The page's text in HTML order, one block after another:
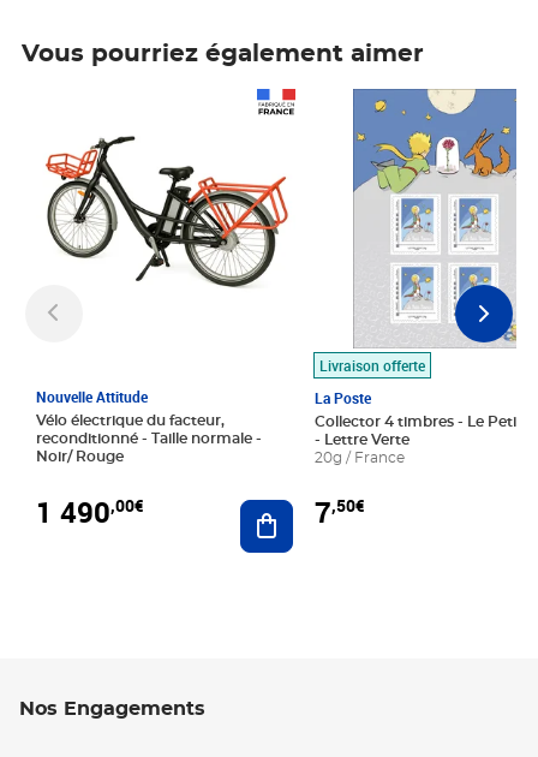
Vous pourriez également aimer
Nouvelle Attitude
Vélo électrique du facteur,
reconditionné - Taille normale -
Noir/ Rouge
1 490,00€ Ajouter au panier
Livraison offerte
La Poste
Collector 4 timbres - Le Petit
- Lettre Verte
20g / France
7,50€
Prix 7,50€
Nos Engagements